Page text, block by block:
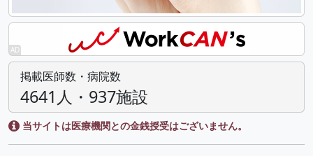
掲載医師数・病院数
4641人・937施設
当サイトは医療機関との金銭授受はございません。